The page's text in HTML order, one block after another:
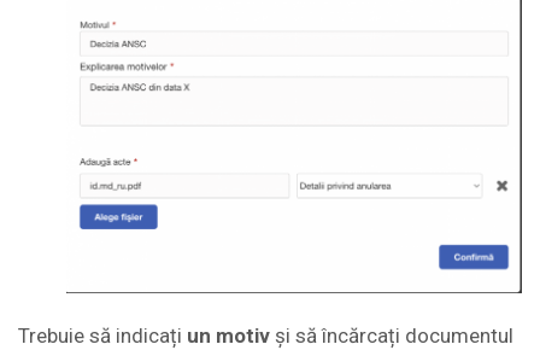
Trebuie să indicați un motiv și să încărcați documentul